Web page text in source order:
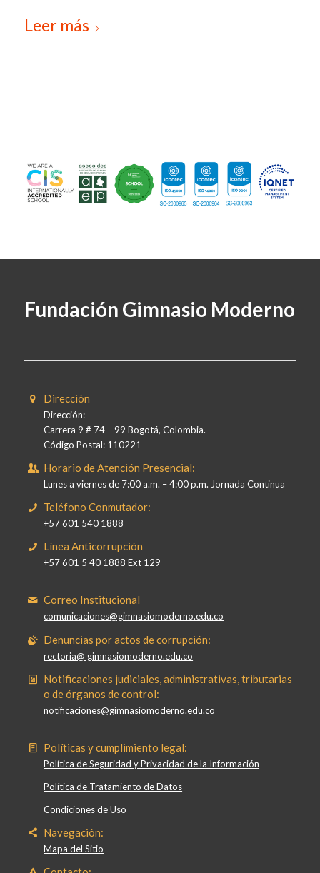
Leer más
Fundación Gimnasio Moderno
Dirección
Dirección:
Carrera 9 # 74 – 99 Bogotá, Colombia.
Código Postal: 110221
Horario de Atención Presencial:
Lunes a viernes de 7:00 a.m. – 4:00 p.m. Jornada Continua
Teléfono Conmutador:
+57 601 540 1888
Línea Anticorrupción
+57 601 5 40 1888 Ext 129
Correo Institucional
comunicaciones@gimnasiomoderno.edu.co
Denuncias por actos de corrupción:
rectoria@ gimnasiomoderno.edu.co
Notificaciones judiciales, administrativas, tributarias
o de órganos de control:
notificaciones@gimnasiomoderno.edu.co
Políticas y cumplimiento legal:
Política de Seguridad y Privacidad de la Información
Política de Tratamiento de Datos
Condiciones de Uso
Navegación:
Mapa del Sitio